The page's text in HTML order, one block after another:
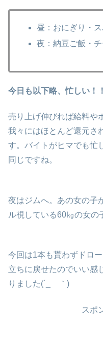
昼：おにぎり・
夜：納豆ご飯・
今日も以下略、忙しい！
売り上げ伸びれば給料や
我々にはほとんど還元さ
す。バイトがヒマでも忙
同じですね。
夜はジムへ。あの女の子
ル視している60㎏の女の
今回は1本も貰わずドロ
立ちに戻せたのでいい感
りました(´_ゝ｀)
スポ